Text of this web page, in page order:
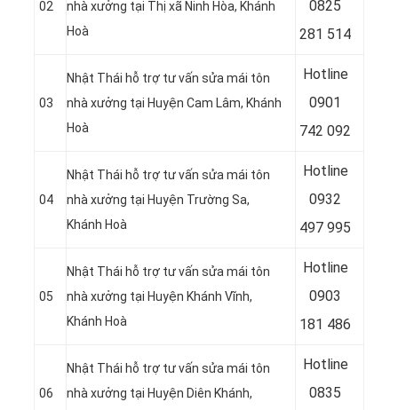
02
nhà xưởng tại Thị xã Ninh Hòa, Khánh
Hoà
0825
281 514
03
Nhật Thái hỗ trợ tư vấn sửa mái tôn
nhà xưởng tại Huyện Cam Lâm, Khánh
Hoà
Hotline
0901
742 092
04
Nhật Thái hỗ trợ tư vấn sửa mái tôn
nhà xưởng tại Huyện Trường Sa,
Khánh Hoà
Hotline
0932
497 995
05
Nhật Thái hỗ trợ tư vấn sửa mái tôn
nhà xưởng tại Huyện Khánh Vĩnh,
Khánh Hoà
Hotline
0903
181 486
06
Nhật Thái hỗ trợ tư vấn sửa mái tôn
nhà xưởng tại Huyện Diên Khánh,
Hotline
0835